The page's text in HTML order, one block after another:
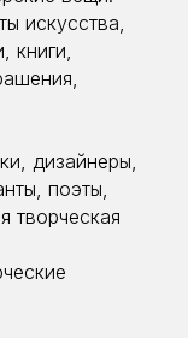
искусства,
книги,
дизайнеры,
поэты,
творческая